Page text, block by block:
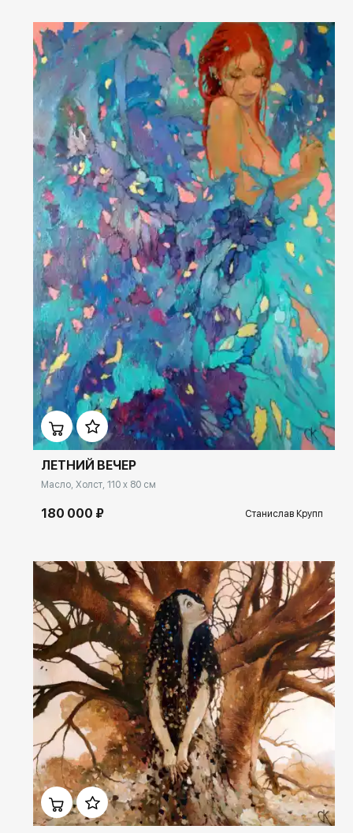
Домен: ekb.rakovgallery.ru
ЛЕТНИЙ ВЕЧЕР
Масло, Холст, 110 x 80 см
180 000 ₽ Станислав Крупп
Домен: ekb.rakovgallery.ru